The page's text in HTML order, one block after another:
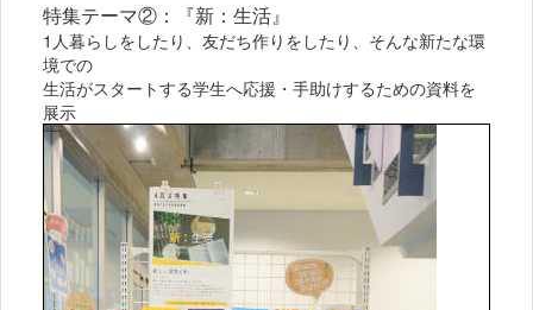
特集テーマ②：『新：生活』
1人暮らしをしたり、友だち作りをしたり、そんな新たな環
境での
生活がスタートする学生へ応援・手助けするための資料を
展示